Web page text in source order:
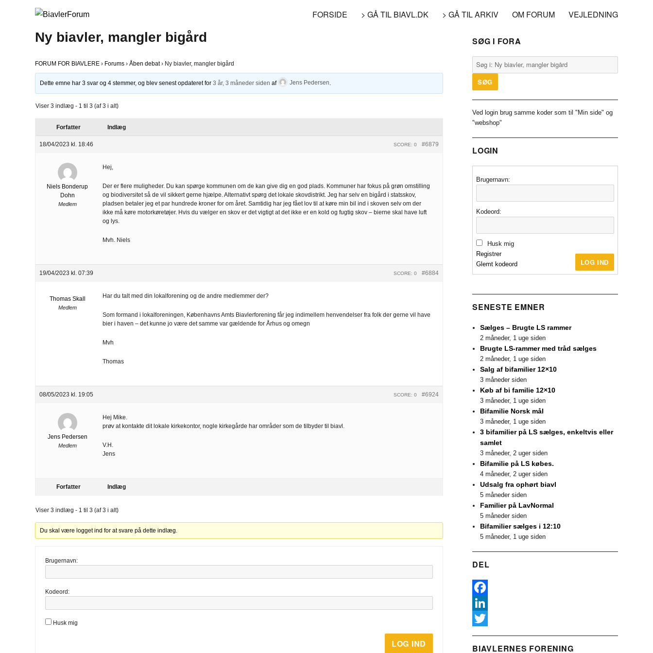
FORSIDE > GÅ TIL BIAVL.DK > GÅ TIL ARKIV OM FORUM VEJLEDNING
Ny biavler, mangler bigård
FORUM FOR BIAVLERE › Forums › Åben debat › Ny biavler, mangler bigård
Dette emne har 3 svar og 4 stemmer, og blev senest opdateret for3 år, 3 måneder siden af Jens Pedersen
Viser 3 indlæg - 1 til 3 (af 3 i alt)
Forfatter Indlæg
18/04/2023 kl. 18:46 #6879
SCORE: 0
Niels Bonderup
Dohn
Medlem
Hej,
Der er flere muligheder. Du kan spørge kommunen om de kan give dig en god plads. Kommuner har fokus på grøn omstilling
og biodiversitet så de vil sikkert gerne hjælpe. Alternativt spørg det lokale skovdistrikt. Jeg har selv en bigård i statsskov,
pladsen betaler jeg et par hundrede kroner for om året. Samtidig har jeg fået lov til at køre min bil ind i skoven selv om der
ikke må køre motorkøretøjer. Hvis du vælger en skov er det vigtigt at det ikke er en kold og fugtig skov – bierne skal have luft
og lys.
Mvh. Niels
19/04/2023 kl. 07:39 #6884
SCORE: 0
Thomas Skall
Medlem
Har du talt med din lokalforening og de andre medlemmer der?
Som formand i lokalforeningen, Københavns Amts Biavlerforening får jeg indimellem henvendelser fra folk der gerne vil have
bier i haven – det kunne jo være det samme var gældende for Århus og omegn
Mvh
Thomas
08/05/2023 kl. 19:05 #6924
SCORE: 0
Jens Pedersen
Medlem
Hej Mike.
prøv at kontakte dit lokale kirkekontor, nogle kirkegårde har områder som de tilbyder til biavl.
V.H.
Jens
Forfatter Indlæg
Viser 3 indlæg - 1 til 3 (af 3 i alt)
Du skal være logget ind for at svare på dette indlæg.
Brugernavn:
Kodeord:
Husk mig
LOG IND
SØG I FORA
Ved login brug samme koder som til "Min side" og
"webshop"
LOGIN
Brugernavn:
Kodeord:
Husk mig
LOG IND
Registrer
Glemt kodeord
SENESTE EMNER
Sælges – Brugte LS rammer
2 måneder, 1 uge siden
Brugte LS-rammer med tråd sælges
2 måneder, 1 uge siden
Salg af bifamilier 12×10
3 måneder siden
Køb af bi familie 12×10
3 måneder, 1 uge siden
Bifamilie Norsk mål
3 måneder, 1 uge siden
3 bifamilier på LS sælges, enkeltvis eller
samlet
3 måneder, 2 uger siden
Bifamilie på LS købes.
4 måneder, 2 uger siden
Udsalg fra ophørt biavl
5 måneder siden
Familier på LavNormal
5 måneder siden
Bifamilier sælges i 12:10
5 måneder, 1 uge siden
DEL
F
a
e
L
nw
BIAVLERNES FORENING